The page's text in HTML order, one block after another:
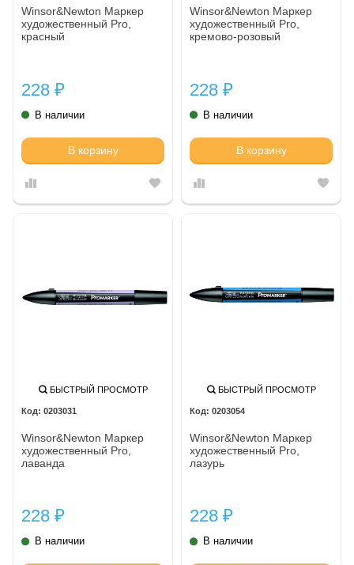
Winsor&Newton Маркер
художественный Pro,
красный
228 ₽
В наличии
В корзину
Winsor&Newton Маркер
художественный Pro,
кремово-розовый
228 ₽
В наличии
В корзину
БЫСТРЫЙ ПРОСМОТР
0203031
Winsor&Newton Маркер
художественный Pro,
лаванда
228 ₽
В наличии
БЫСТРЫЙ ПРОСМОТР
0203054
Winsor&Newton Маркер
художественный Pro,
лазурь
228 ₽
В наличии